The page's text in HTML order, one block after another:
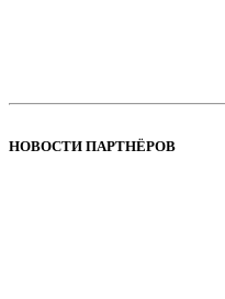
НОВОСТИ ПАРТНЁРОВ